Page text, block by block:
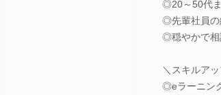
◎20～50代
◎先輩社員の
◎穏やかで相
＼スキルア
◎eラーニン